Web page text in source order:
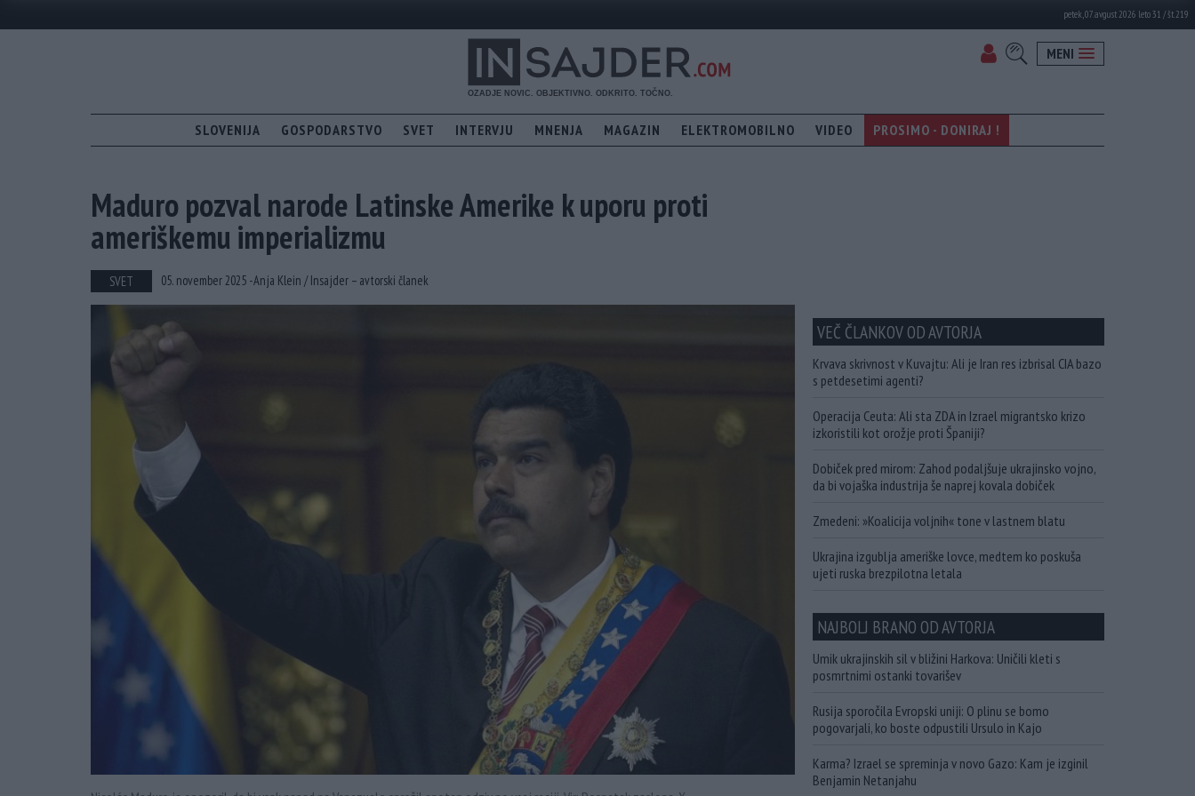
petek, 07. avgust 2026 leto 31 / št. 219
MENI
SLOVENIJA GOSPODARSTVO SVET INTERVJU MNENJA MAGAZIN ELEKTROMOBILNO VIDEO PROSIMO - DONIRAJ !
Maduro pozval narode Latinske Amerike k uporu proti
ameriškemu imperializmu
SVET 05. november 2025 -Anja Klein /Insajder – avtorski članek
VEČ ČLANKOV OD AVTORJA
Krvava skrivnost v Kuvajtu: Ali je Iran res izbrisal CIA bazo
s petdesetimi agenti?
Operacija Ceuta: Ali sta ZDA in Izrael migrantsko krizo
izkoristili kot orožje proti Španiji?
Dobiček pred mirom: Zahod podaljšuje ukrajinsko vojno,
da bi vojaška industrija še naprej kovala dobiček
Zmedeni: »Koalicija voljnih« tone v lastnem blatu
Ukrajina izgublja ameriške lovce, medtem ko poskuša
ujeti ruska brezpilotna letala
NAJBOLJ BRANO OD AVTORJA
Umik ukrajinskih sil v bližini Harkova: Uničili kleti s
posmrtnimi ostanki tovarišev
Rusija sporočila Evropski uniji: O plinu se bomo
pogovarjali, ko boste odpustili Ursulo in Kajo
Karma? Izrael se spreminja v novo Gazo: Kam je izginil
Benjamin Netanjahu